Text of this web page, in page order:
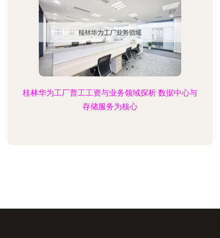
桂林华为工厂普工工资与业务领域探析 数据中心与
存储服务为核心